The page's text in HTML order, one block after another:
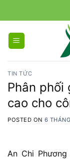
to
content
TIN TỨC
Phân phối
cao cho
POSTED ON 6
An Chi